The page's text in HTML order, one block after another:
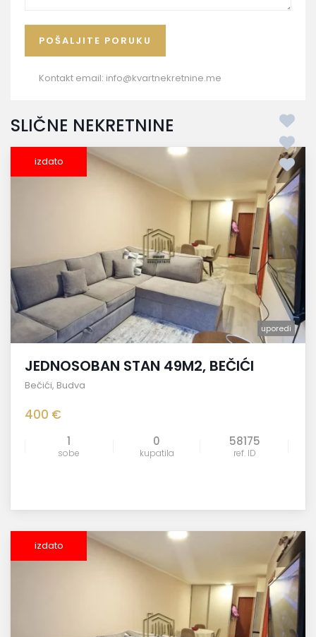
Kontakt email: info@kvartnekretnine.me
SLIČNE NEKRETNINE
izdato
uporedi
JEDNOSOBAN STAN 49M2, BEČIĆI
Bečići, Budva
400 €
1
sobe
0
kupatila
58175
ref. ID
izdato